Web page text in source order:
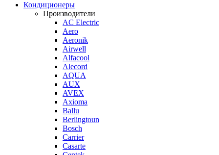
Кондиционеры
Производители
AC Electric
Aero
Aeronik
Airwell
Alfacool
Alecord
AQUA
AUX
AVEX
Axioma
Ballu
Berlingtoun
Bosch
Carrier
Casarte